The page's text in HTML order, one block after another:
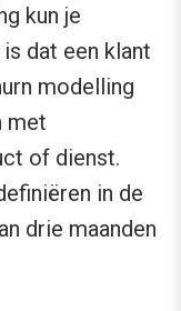
kun je
dat een klant
modelling
met
of dienst.
in de
drie maanden